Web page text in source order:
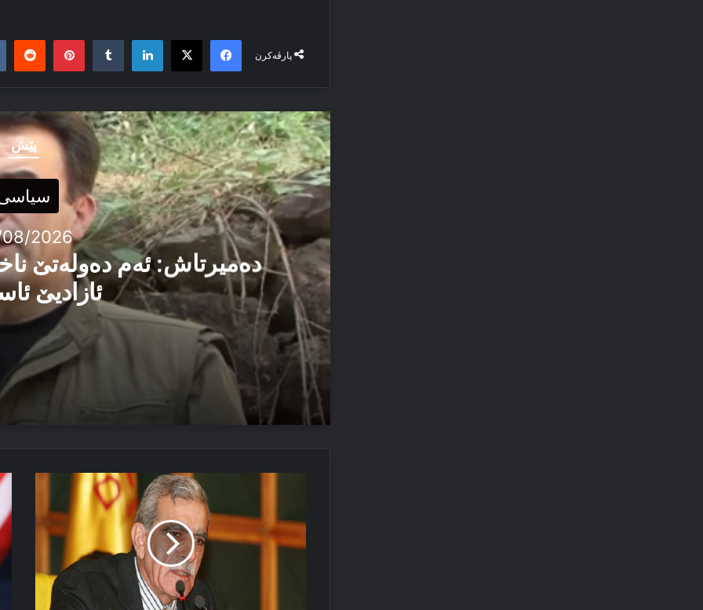
پارڤەکرن
Facebook
X
LinkedIn
Tumblr
پێش
2026
دەمیرتاش: ئەم دەولەتێ
ئازادیێ
06/08/2026
دەمیرتاش: ئەم دەولەتێ ناخوازن دەولەت ل پێشییا
پەیاما سەرۆک نێچیرڤان بارزانی د سالڤەگەرا جینۆساییداتورك
راستیێ
بێژە
ب